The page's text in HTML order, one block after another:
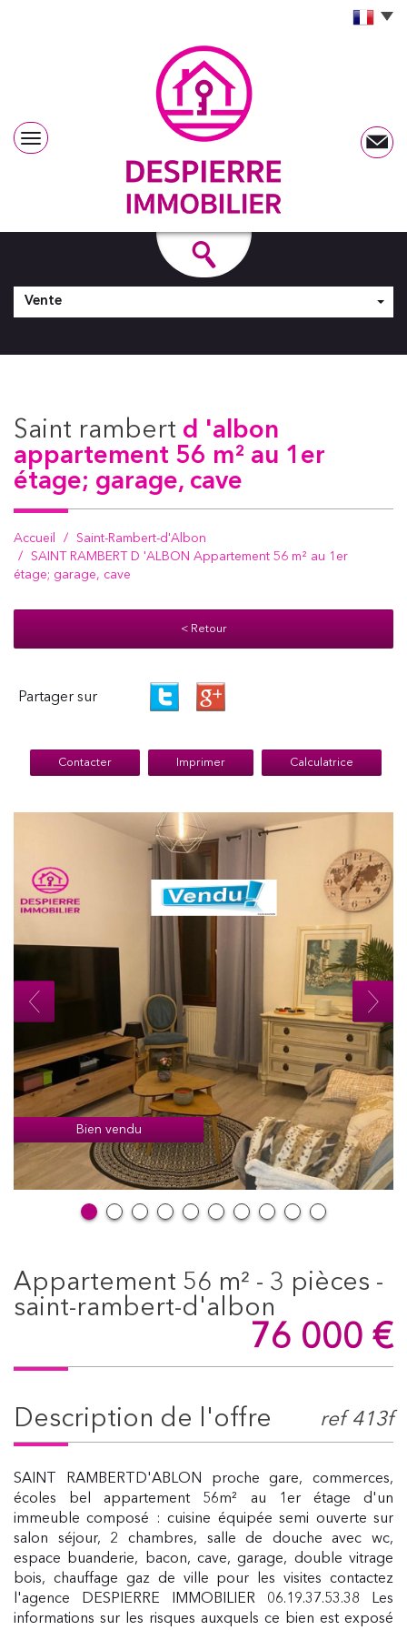
Vente
saint rambert d 'albon
appartement 56 m² au 1er
étage; garage, cave
Accueil
Saint-Rambert-d'Albon
SAINT RAMBERT D 'ALBON Appartement 56 m² au 1er
étage; garage, cave
< Retour
Partager sur
Contacter Imprimer Calculatrice
Bien vendu
appartement 56 m² - 3 pièces -
saint-rambert-d'albon
76 000 €
description de l'offre ref 413f
SAINT RAMBERTD'ABLON proche gare, commerces,
écoles bel appartement 56m² au 1er étage d'un
immeuble composé : cuisine équipée semi ouverte sur
salon séjour, 2 chambres, salle de douche avec wc,
espace buanderie, bacon, cave, garage, double vitrage
bois, chauffage gaz de ville pour les visites contactez
l'agence DESPIERRE IMMOBILIER 06.19.37.53.38 Les
informations sur les risques auxquels ce bien est exposé